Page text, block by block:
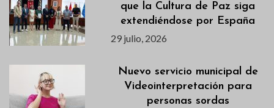
que la Cultura de Paz siga
extendiéndose por España
29 julio, 2026
Nuevo servicio municipal de
Videointerpretación para
personas sordas